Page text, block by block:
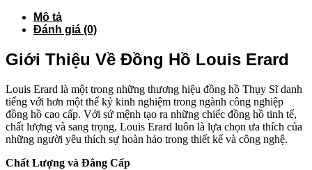
Mô tả
Đánh giá (0)
Giới Thiệu Về Đồng Hồ Louis Erard
Louis Erard là một trong những thương hiệu đồng hồ Thụy Sĩ danh
tiếng với hơn một thế kỷ kinh nghiệm trong ngành công nghiệp
đồng hồ cao cấp. Với sứ mệnh tạo ra những chiếc đồng hồ tinh tế,
chất lượng và sang trọng, Louis Erard luôn là lựa chọn ưa thích của
những người yêu thích sự hoàn hảo trong thiết kế và công nghệ.
Chất Lượng và Đẳng Cấp